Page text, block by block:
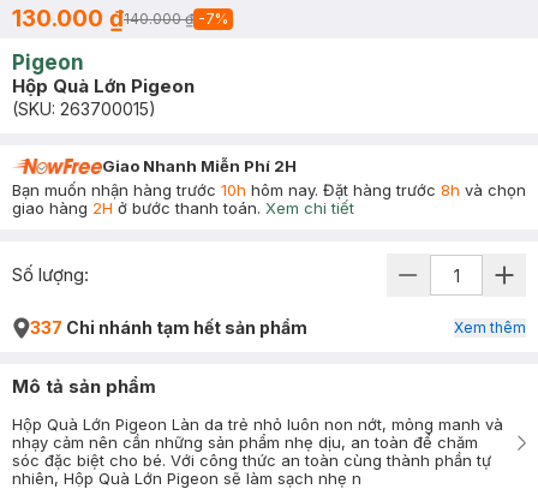
130.000 ₫140.000 ₫ -7%
Pigeon
Hộp Quà Lớn Pigeon
(SKU: 263700015)
Giao Nhanh Miễn Phí 2H
Bạn muốn nhận hàng trước 10h hôm nay. Đặt hàng trước 8h và chọn
giao hàng 2H ở bước thanh toán. Xem chi tiết
Số lượng:
337 Chi nhánh tạm hết sản phẩm Xem thêm
Mô tả sản phẩm
Hộp Quà Lớn Pigeon Làn da trẻ nhỏ luôn non nớt, mỏng manh và
nhạy cảm nên cần những sản phẩm nhẹ dịu, an toàn để chăm
sóc đặc biệt cho bé. Với công thức an toàn cùng thành phần tự
nhiên, Hộp Quà Lớn Pigeon sẽ làm sạch nhẹ n